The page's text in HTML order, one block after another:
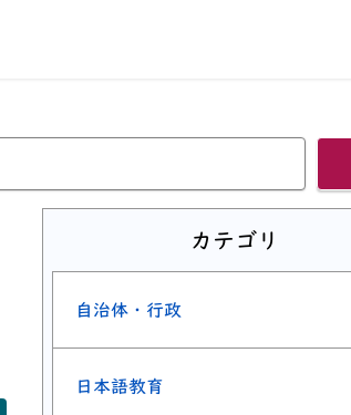
カテゴリ
自治体・行政
日本語教育